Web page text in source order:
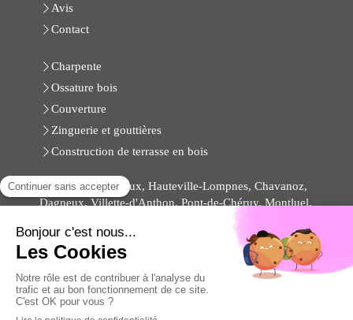
Avis
Contact
Charpente
Ossature bois
Couverture
Zinguerie et gouttières
Construction de terrasse en bois
Lagnieu, Meximieux, Hauteville-Lompnes, Chavanoz,
Dagneux, Villette-d'Anthon, Pont-de-Chéruy, Montluel,
Jameyzieu, Péronnas
Plan du site
Mentions légales